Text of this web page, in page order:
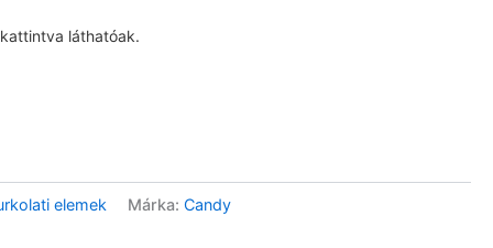
láthatóak.
elemek Márka: Candy